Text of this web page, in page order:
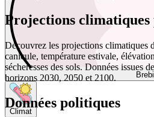
Climat
Projections climatiques
Découvrez les projections climatiques
canicule, température estivale,
sécheresses des sols. Données issues
horizons 2030, 2050 et 2100.
Données politiques